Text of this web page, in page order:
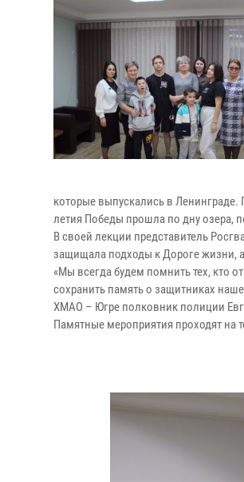
которые выпускались в Ленинграде.
летия Победы прошла по дну озера,
В своей лекции представитель
защищала подходы к Дороге жизни,
«Мы всегда будем помнить тех, кто
сохранить память о защитниках
ХМАО – Югре полковник полиции
Памятные мероприятия проходят на